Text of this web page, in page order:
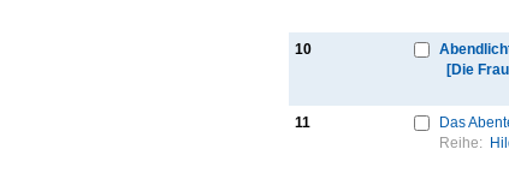
10
[Die
11
Das
Reihe: